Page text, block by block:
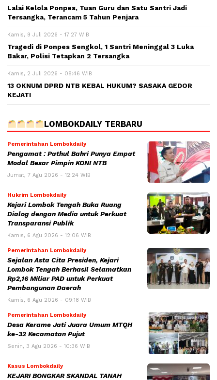
Lalai Kelola Ponpes, Tuan Guru dan Satu Santri Jadi
Tersangka, Terancam 5 Tahun Penjara
Kamis, 9 Juli 2026 - 17:27 WIB
Tragedi di Ponpes Sengkol, 1 Santri Meninggal 3 Luka
Bakar, Polisi Tetapkan 2 Tersangka
Kamis, 2 Juli 2026 - 08:46 WIB
13 OKNUM DPRD NTB KEBAL HUKUM? SASAKA GEDOR
KEJATI
LOMBOKDAILY TERBARU
Pemerintahan Lombokdaily
Pengamat : Pathul Bahri Punya Empat
Modal Besar Pimpin KONI NTB
Jumat, 7 Agu 2026 - 12:24 WIB
Hukrim Lombokdaily
Kejari Lombok Tengah Buka Ruang
Dialog dengan Media untuk Perkuat
Transparansi Publik
Kamis, 6 Agu 2026 - 12:06 WIB
Pemerintahan Lombokdaily
Sejalan Asta Cita Presiden, Kejari
Lombok Tengah Berhasil Selamatkan
Rp2,16 Miliar PAD untuk Perkuat
Pembangunan Daerah
Kamis, 6 Agu 2026 - 09:18 WIB
Pemerintahan Lombokdaily
Desa Kerame Jati Juara Umum MTQH
ke-32 Kecamatan Pujut
Senin, 3 Agu 2026 - 10:36 WIB
Kasus Lombokdaily
KEJARI BONGKAR SKANDAL TANAH